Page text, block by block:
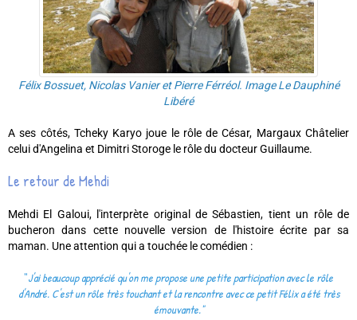
Félix Bossuet, Nicolas Vanier et Pierre Férréol. Image Le Dauphiné
Libéré
A ses côtés, Tcheky Karyo joue le rôle de César, Margaux Châtelier
celui d'Angelina et Dimitri Storoge le rôle du docteur Guillaume.
Le retour de Mehdi
Mehdi El Galoui, l'interprète original de Sébastien, tient un rôle de
bucheron dans cette nouvelle version de l'histoire écrite par sa
maman. Une attention qui a touchée le comédien :
"J'ai beaucoup apprécié qu'on me propose une petite participation avec le rôle
d'André. C'est un rôle très touchant et la rencontre avec ce petit Félix a été très
émouvante."